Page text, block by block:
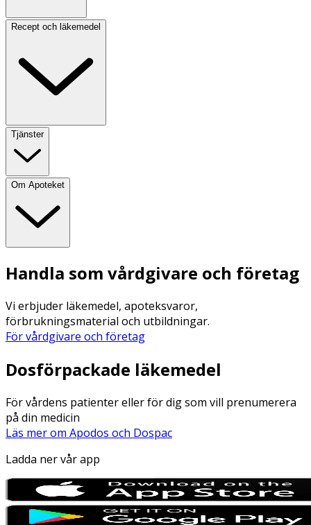
Recept och läkemedel
Tjänster
Om Apoteket
Handla som vårdgivare och företag
Vi erbjuder läkemedel, apoteksvaror,
förbrukningsmaterial och utbildningar.
För vårdgivare och företag
Dosförpackade läkemedel
För vårdens patienter eller för dig som vill prenumerera
på din medicin
Läs mer om Apodos och Dospac
Ladda ner vår app